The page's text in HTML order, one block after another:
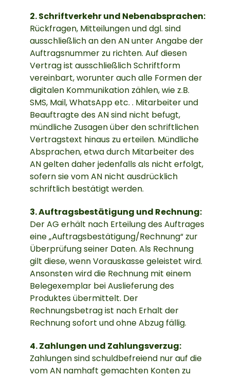
2. Schriftverkehr und Nebenabsprachen:
Rückfragen, Mitteilungen und dgl. sind
ausschließlich an den AN unter Angabe der
Auftragsnummer zu richten. Auf diesen
Vertrag ist ausschließlich Schriftform
vereinbart, worunter auch alle Formen der
digitalen Kommunikation zählen, wie z.B.
SMS, Mail, WhatsApp etc. . Mitarbeiter und
Beauftragte des AN sind nicht befugt,
mündliche Zusagen über den schriftlichen
Vertragstext hinaus zu erteilen. Mündliche
Absprachen, etwa durch Mitarbeiter des
AN gelten daher jedenfalls als nicht erfolgt,
sofern sie vom AN nicht ausdrücklich
schriftlich bestätigt werden.
3. Auftragsbestätigung und Rechnung:
Der AG erhält nach Erteilung des Auftrages
eine „Auftragsbestätigung/Rechnung“ zur
Überprüfung seiner Daten. Als Rechnung
gilt diese, wenn Vorauskasse geleistet wird.
Ansonsten wird die Rechnung mit einem
Belegexemplar bei Auslieferung des
Produktes übermittelt. Der
Rechnungsbetrag ist nach Erhalt der
Rechnung sofort und ohne Abzug fällig.
4. Zahlungen und Zahlungsverzug:
Zahlungen sind schuldbefreiend nur auf die
vom AN namhaft gemachten Konten zu